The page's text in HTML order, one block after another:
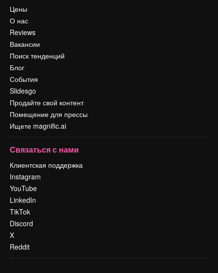
Цены
О нас
Reviews
Вакансии
Поиск тенденций
Блог
События
Slidesgo
Продайте свой контент
Помещение для прессы
Ищете magnific.ai
Связаться с нами
Клиентская поддержка
Instagram
YouTube
LinkedIn
TikTok
Discord
X
Reddit